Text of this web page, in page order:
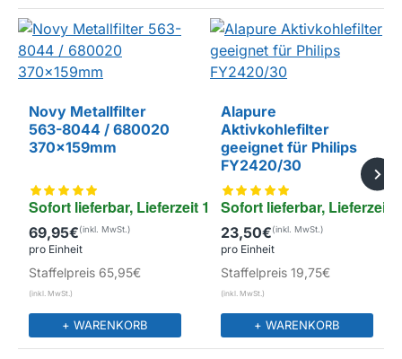
Sofort lieferbar, Lieferzeit 1-4 Tage
Novy Metallfilter
563-8044 / 680020
370x159mm
69,95€
pro Einheit
Staffelpreis 65,95€
+ WARENKORB
EIGENMARKE
Sofort lieferbar, Lieferzeit
Alapure
Aktivkohlefilter
geeignet für Philips
FY2420/30
23,50€
pro Einheit
Staffelpreis19,75€
+ WARENKORB